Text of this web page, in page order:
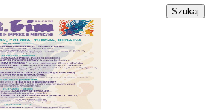
Szukaj